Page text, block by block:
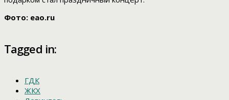
Фото: eao.ru
Tagged in:
ГДК
ЖКХ